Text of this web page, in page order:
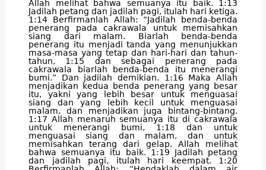
Allah melihat bahwa semuanya itu baik. 1:13
Jadilah petang dan jadilah pagi, itulah hari ketiga.
1:14 Berfirmanlah Allah: “Jadilah benda-benda
penerang pada cakrawala untuk memisahkan
siang dari malam. Biarlah benda-benda
penerang itu menjadi tanda yang menunjukkan
masa-masa yang tetap dan hari-hari dan tahun-
tahun, 1:15 dan sebagai penerang pada
cakrawala biarlah benda-benda itu menerangi
bumi.” Dan jadilah demikian. 1:16 Maka Allah
menjadikan kedua benda penerang yang besar
itu, yakni yang lebih besar untuk menguasai
siang dan yang lebih kecil untuk menguasai
malam, dan menjadikan juga bintang-bintang.
1:17 Allah menaruh semuanya itu di cakrawala
untuk menerangi bumi, 1:18 dan untuk
menguasai siang dan malam, dan untuk
memisahkan terang dari gelap. Allah melihat
bahwa semuanya itu baik. 1:19 Jadilah petang
dan jadilah pagi, itulah hari keempat. 1:20